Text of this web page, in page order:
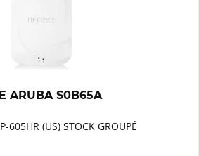
ARUBA S0B65A
605HR (US) STOCK GROUPÉ